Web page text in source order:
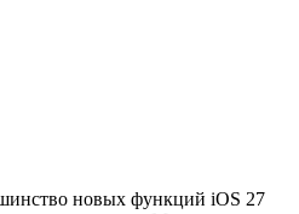
новых функций iOS 27